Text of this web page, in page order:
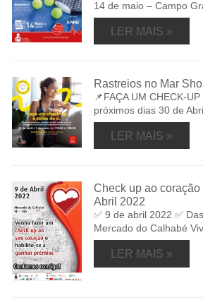
14 de maio – Campo
LER MAIS »
Rastreios no Mar
📌FAÇA UM CHECK-
próximos dias 30 de
LER MAIS »
Check up ao
Abril 2022
✅ 9 de abril 2022 ✅
Mercado do Calhabé
LER MAIS »